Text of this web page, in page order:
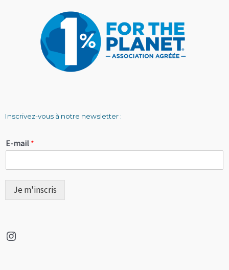
Inscrivez-vous à notre newsletter :
E-mail *
Je m'inscris
Instagram